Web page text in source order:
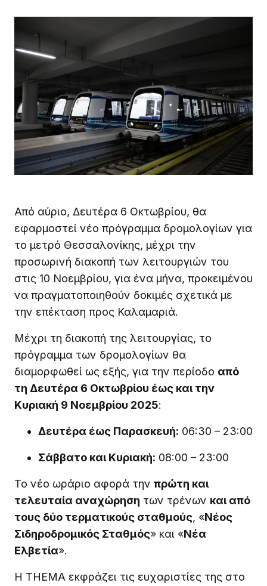
Από αύριο, Δευτέρα 6 Οκτωβρίου, θα
εφαρμοστεί νέο πρόγραμμα δρομολογίων για
το μετρό Θεσσαλονίκης, μέχρι την
προσωρινή διακοπή των λειτουργιών του
στις 10 Νοεμβρίου, για ένα μήνα, προκειμένου
να πραγματοποιηθούν δοκιμές σχετικά με
την επέκταση προς Καλαμαριά.
Μέχρι τη διακοπή της λειτουργίας, το
πρόγραμμα των δρομολογίων θα
διαμορφωθεί ως εξής, για την περίοδο από
τη Δευτέρα 6 Οκτωβρίου έως και την
Κυριακή 9 Νοεμβρίου 2025:
Δευτέρα έως Παρασκευή: 06:30 – 23:00
Σάββατο και Κυριακή: 08:00 – 23:00
Το νέο ωράριο αφορά την πρώτη και
τελευταία αναχώρηση των τρένων και από
τους δύο τερματικούς σταθμούς, «Νέος
Σιδηροδρομικός Σταθμός» και «Νέα
Ελβετία».
Η THEMA εκφράζει τις ευχαριστίες της στο